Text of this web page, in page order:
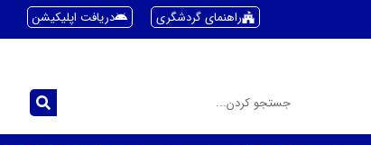
راهنمای گردشگری دریافت اپلیکیشن